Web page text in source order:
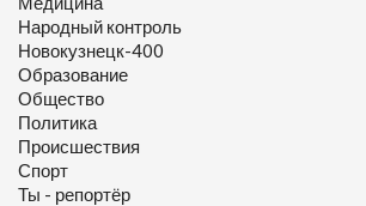
Народный контроль
Новокузнецк-400
Образование
Общество
Политика
Происшествия
Спорт
Ты - репортёр